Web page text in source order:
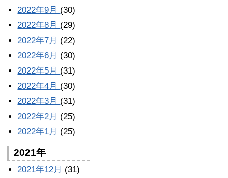
2022年9月 (30)
2022年8月 (29)
2022年7月 (22)
2022年6月 (30)
2022年5月 (31)
2022年4月 (30)
2022年3月 (31)
2022年2月 (25)
2022年1月 (25)
2021年
2021年12月 (31)